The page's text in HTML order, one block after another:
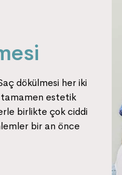
dökülmesi her iki
estetik
birlikte çok ciddi
bir an önce